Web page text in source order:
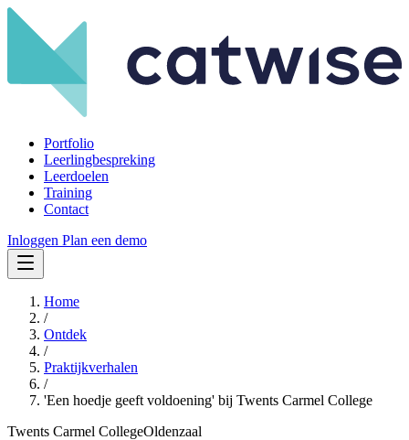
Portfolio
Leerlingbespreking
Leerdoelen
Training
Contact
Inloggen Plan een demo
Home
/
Ontdek
/
Praktijkverhalen
/
'Een hoedje geeft voldoening' bij Twents Carmel College
Twents Carmel CollegeOldenzaal